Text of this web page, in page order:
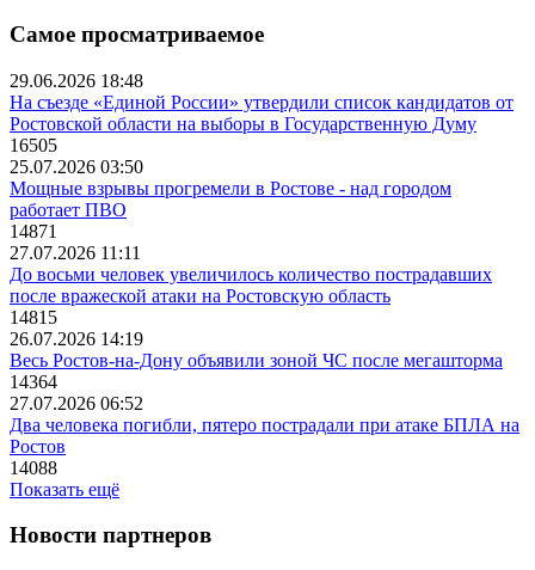
Самое просматриваемое
29.06.2026 18:48
На съезде «Единой России» утвердили список кандидатов от
Ростовской области на выборы в Государственную Думу
16505
25.07.2026 03:50
Мощные взрывы прогремели в Ростове - над городом
работает ПВО
14871
27.07.2026 11:11
До восьми человек увеличилось количество пострадавших
после вражеской атаки на Ростовскую область
14815
26.07.2026 14:19
Весь Ростов-на-Дону объявили зоной ЧС после мегашторма
14364
27.07.2026 06:52
Два человека погибли, пятеро пострадали при атаке БПЛА на
Ростов
14088
Показать ещё
Новости партнеров